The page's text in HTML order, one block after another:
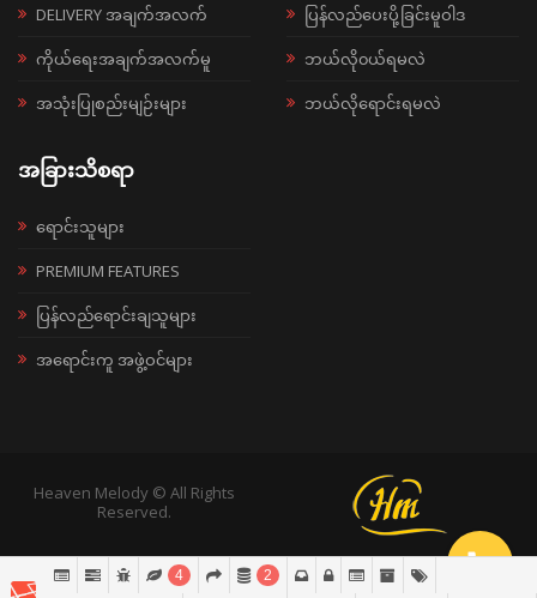
DELIVERY အချက်အလက်
ကိုယ်ရေးအချက်အလက်မူ
အသုံးပြုစည်းမျဉ်းများ
ပြန်လည်ပေးပို့ခြင်းမူဝါဒ
ဘယ်လို၀ယ်ရမလဲ
ဘယ်လိုရောင်းရမလဲ
အခြားသိစရာ
ရောင်းသူများ
PREMIUM FEATURES
ပြန်လည်ရောင်းချသူများ
အရောင်းကူ အဖွဲ့ဝင်များ
Heaven Melody © All Rights
Reserved.
4 2